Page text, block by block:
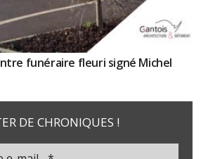
funéraire fleuri signé Michel
DE CHRONIQUES !